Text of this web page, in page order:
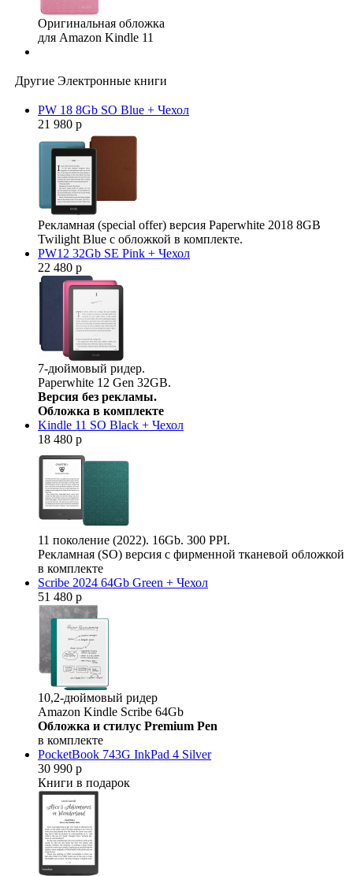
Оригинальная обложка
для Amazon Kindle 11
Другие Электронные книги
PW 18 8Gb SO Blue + Чехол
21 980 р
Рекламная (special offer) версия Paperwhite 2018 8GB
Twilight Blue с обложкой в комплекте.
PW12 32Gb SE Pink + Чехол
22 480 р
7-дюймовый ридер.
Paperwhite 12 Gen 32GB.
Версия без рекламы.
Обложка в комплекте
Kindle 11 SO Black + Чехол
18 480 р
11 поколение (2022). 16Gb. 300 PPI.
Рекламная (SO) версия с фирменной тканевой обложкой
в комплекте
Scribe 2024 64Gb Green + Чехол
51 480 р
10,2-дюймовый ридер
Amazon Kindle Scribe 64Gb
Обложка и стилус Premium Pen
в комплекте
PocketBook 743G InkPad 4 Silver
30 990 р
Книги в подарок